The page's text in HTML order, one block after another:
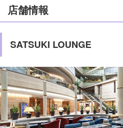
店舗情報
SATSUKI LOUNGE